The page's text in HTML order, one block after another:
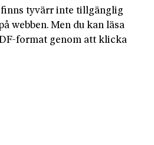
tyvärr inte tillgänglig
webben. Men du kan läsa
format genom att klicka